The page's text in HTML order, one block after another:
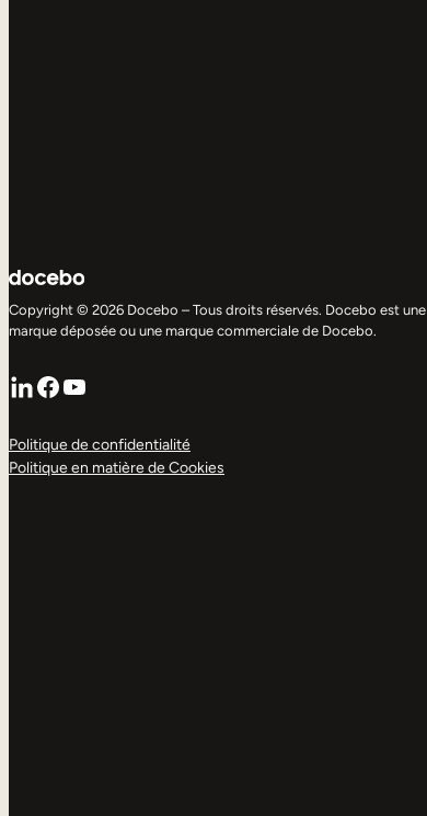
Copyright © 2026 Docebo – Tous droits réservés. Docebo est une
marque déposée ou une marque commerciale de Docebo.
LinkedIn
Facebook
YouTube
Politique de confidentialité
Politique en matière de Cookies